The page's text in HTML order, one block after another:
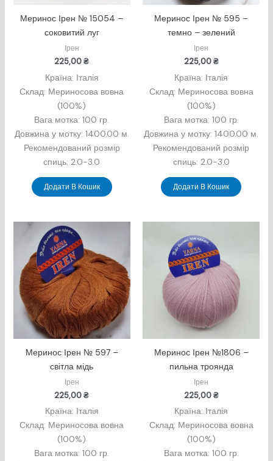
Меринос Ірен № 15054 –
соковитий луг
Ірен
225,00₴
Країна: Італія
Склад: Мериносова вовна
(100%)
Вага мотка: 100 гр.
Довжина у мотку: 1400.00 м.
Рекомендований розмір
спиць: 2.0-3.0
Додати В Кошик
Меринос Ірен № 595 –
темно – зелений
Ірен
225,00₴
Країна: Італія
Склад: Мериносова вовна
(100%)
Вага мотка: 100 гр.
Довжина у мотку: 1400.00 м.
Рекомендований розмір
спиць: 2.0-3.0
Додати В Кошик
Меринос Ірен № 597 –
світла мідь
Ірен
225,00₴
Країна: Італія
Склад: Мериносова вовна
(100%)
Вага мотка: 100 гр.
Меринос Ірен №1806 –
пильна троянда
Ірен
225,00₴
Країна: Італія
Склад: Мериносова вовна
(100%)
Вага мотка: 100 гр.